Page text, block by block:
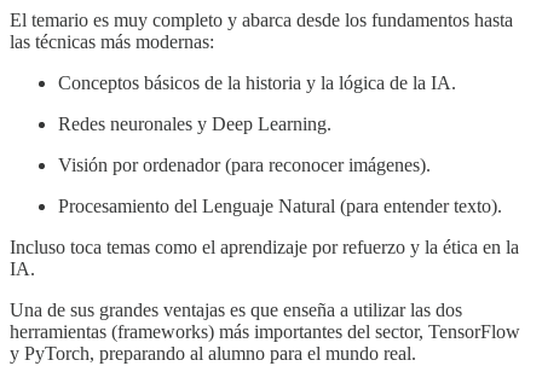
El temario es muy completo y abarca desde los fundamentos hasta
las técnicas más modernas:
Conceptos básicos de la historia y la lógica de la IA.
Redes neuronales y Deep Learning.
Visión por ordenador (para reconocer imágenes).
Procesamiento del Lenguaje Natural (para entender texto).
Incluso toca temas como el aprendizaje por refuerzo y la ética en la
IA.
Una de sus grandes ventajas es que enseña a utilizar las dos
herramientas (frameworks) más importantes del sector, TensorFlow
y PyTorch, preparando al alumno para el mundo real.